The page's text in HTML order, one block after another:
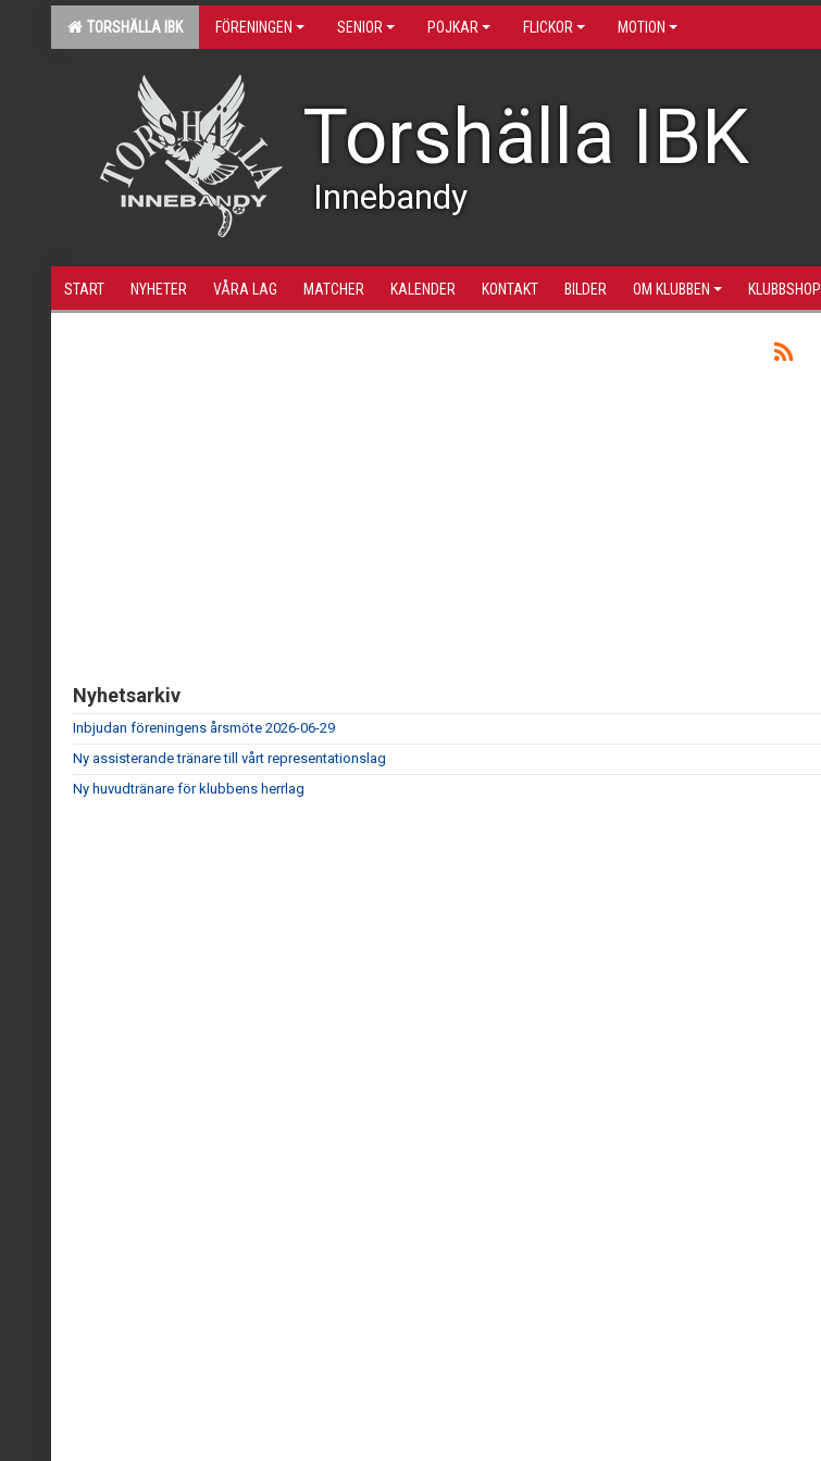
TORSHÄLLA IBK FÖRENINGEN SENIOR POJKAR FLICKOR MOTION
Torshälla IBK
Innebandy
START NYHETER VÅRA LAG MATCHER KALENDER KONTAKT BILDER OM KLUBBEN KLUBBSHOP
Nyhetsarkiv
Inbjudan föreningens årsmöte 2026-06-29
Ny assisterande tränare till vårt representationslag
Ny huvudtränare för klubbens herrlag